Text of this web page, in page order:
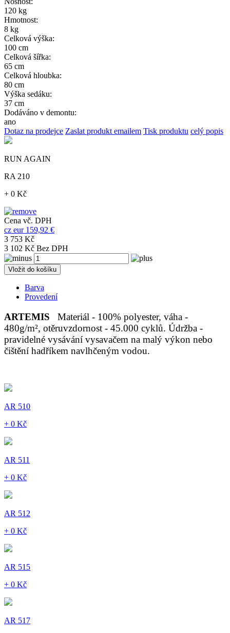
120 kg
Hmotnost:
8 kg
Celková výška:
100 cm
Celková šířka:
65 cm
Celková hloubka:
80 cm
Výška sedáku:
37 cm
Dodáváno v demontu:
ano
Dotaz na prodejce Zaslat produkt emailem Tisk produktu celý popis
RUN AGAIN
RA 210
+ 0 Kč
Cena vč. DPH
cz eur 159,92 €
3 753 Kč
3 102 Kč Bez DPH
Vložit do košíku
Barva
Provedení
ARTEMIS
Materiál - 100% polyester, váha -
480g/m², otěruvzdornost - 45.000 cyklů. Údržba -
pravidelné vysávání vysavačem na malý výkon nebo
čištění hadříkem navlhčeným vodou.
AR 510
+ 0 Kč
AR 511
+ 0 Kč
AR 512
+ 0 Kč
AR 515
+ 0 Kč
AR 517